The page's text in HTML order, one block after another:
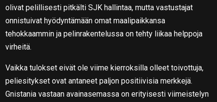
olivat pelillisesti pitkälti SJK hallintaa, mutta vastustajat
onnistuivat hyödyntämään omat maalipaikkansa
tehokkaammin ja pelinrakentelussa on tehty liikaa helppoja
virheitä.
Vaikka tulokset eivät ole viime kierroksilla olleet toivottuja,
peliesitykset ovat antaneet paljon positiivisia merkkejä.
Gnistania vastaan avainasemassa on erityisesti viimeistelyn